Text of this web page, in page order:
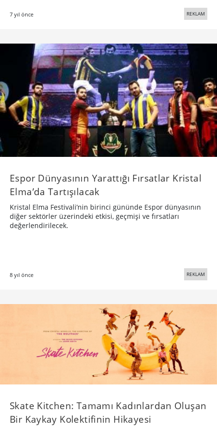
7 yıl önce REKLAM
Espor Dünyasının Yarattığı Fırsatlar Kristal
Elma’da Tartışılacak
Kristal Elma Festivali’nin birinci gününde Espor dünyasının
diğer sektörler üzerindeki etkisi, geçmişi ve fırsatları
değerlendirilecek.
8 yıl önce REKLAM
Skate Kitchen: Tamamı Kadınlardan Oluşan
Bir Kaykay Kolektifinin Hikayesi